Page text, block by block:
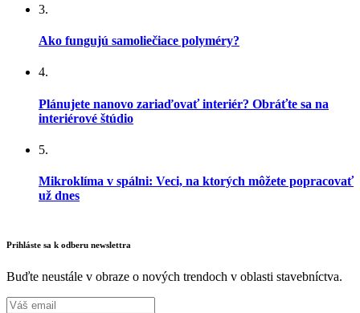
3.
Ako fungujú samoliečiace polyméry?
4.
Plánujete nanovo zariaďovať interiér? Obráťte sa na
interiérové štúdio
5.
Mikroklíma v spálni: Veci, na ktorých môžete popracovať
už dnes
Prihláste sa k odberu newslettra
Buďte neustále v obraze o nových trendoch v oblasti stavebníctva.